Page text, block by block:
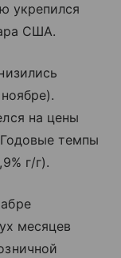
укрепился
США.
на цены
темпы
г/г).
месяцев